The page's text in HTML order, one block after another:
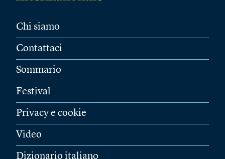
Chi siamo
Contattaci
Sommario
Festival
Privacy e cookie
Video
Dizionario italiano